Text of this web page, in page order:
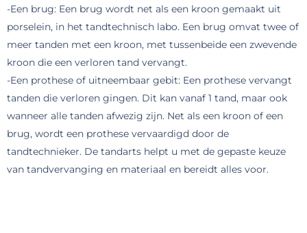
-Een brug: Een brug wordt net als een kroon gemaakt uit
porselein, in het tandtechnisch labo. Een brug omvat twee of
meer tanden met een kroon, met tussenbeide een zwevende
kroon die een verloren tand vervangt.
-Een prothese of uitneembaar gebit: Een prothese vervangt
tanden die verloren gingen. Dit kan vanaf 1 tand, maar ook
wanneer alle tanden afwezig zijn. Net als een kroon of een
brug, wordt een prothese vervaardigd door de
tandtechnieker. De tandarts helpt u met de gepaste keuze
van tandvervanging en materiaal en bereidt alles voor.